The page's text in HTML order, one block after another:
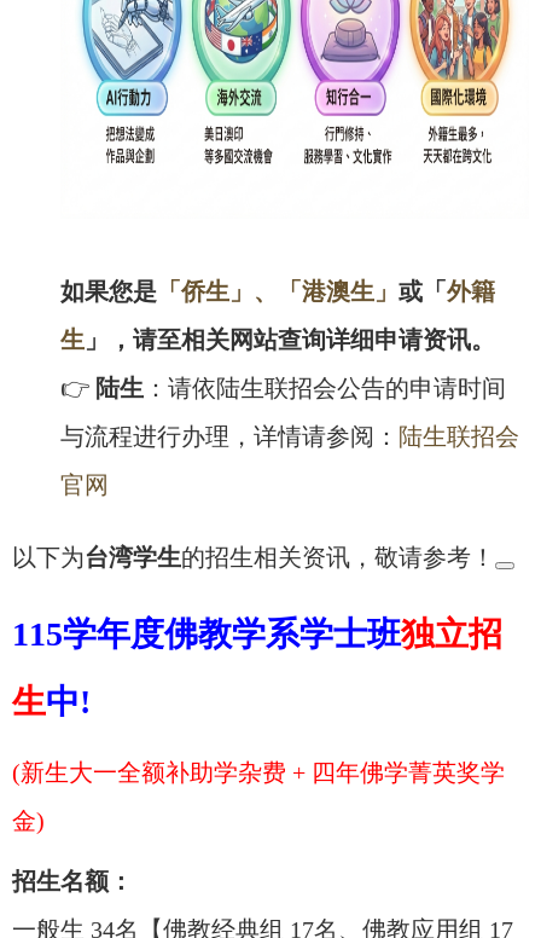
如果您是 「侨生」、「港澳生」 或「 外籍
生 」，请至相关网站查询详细申请资讯。
👉 陆生 ：请依陆生联招会公告的申请时间
与流程进行办理，详情请参阅： 陆生联招会
官网
以下为台湾学生的招生相关资讯，敬请参考！
115学年度佛教学系学士班独立招
生中!
(新生大一全额补助学杂费 + 四年佛学菁英奖学
金)
招生名额：
一般生 34名【佛教经典组 17名、佛教应用组 17